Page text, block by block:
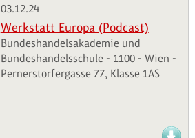
03.12.24
Werkstatt Europa (Podcast)
Bundeshandelsakademie und
Bundeshandelsschule - 1100 - Wien -
Pernerstorfergasse 77, Klasse 1AS